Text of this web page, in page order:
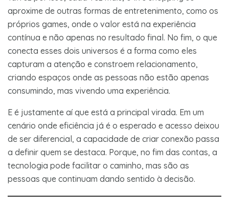
aproxime de outras formas de entretenimento, como os
próprios games, onde o valor está na experiência
contínua e não apenas no resultado final. No fim, o que
conecta esses dois universos é a forma como eles
capturam a atenção e constroem relacionamento,
criando espaços onde as pessoas não estão apenas
consumindo, mas vivendo uma experiência.
E é justamente aí que está a principal virada. Em um
cenário onde eficiência já é o esperado e acesso deixou
de ser diferencial, a capacidade de criar conexão passa
a definir quem se destaca. Porque, no fim das contas, a
tecnologia pode facilitar o caminho, mas são as
pessoas que continuam dando sentido à decisão.